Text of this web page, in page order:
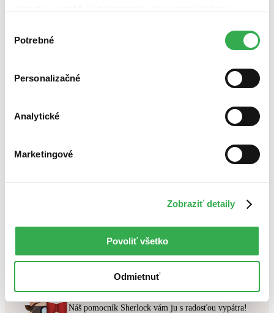
nám pomohlo, keby sme mohli používať všetky tieto
súhlasu
Potrebné
Personalizačné
Analytické
Marketingové
Zobraziť detaily
Povoliť všetko
Odmietnuť
vypredaných kníh
Zúžiť výber
Bestsellery
Najdrahšie
dostupné
vyhovujúci zadaným podmienkam.
Skúste prosím zmeniť vyhľadávaný výraz.
Chcete poradiť knihu?
Náš pomocník Sherlock vám ju s radosťou vypátra!